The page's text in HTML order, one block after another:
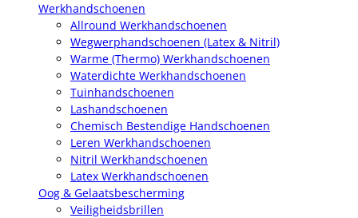
Werkhandschoenen
Allround Werkhandschoenen
Wegwerphandschoenen (Latex & Nitril)
Warme (Thermo) Werkhandschoenen
Waterdichte Werkhandschoenen
Tuinhandschoenen
Lashandschoenen
Chemisch Bestendige Handschoenen
Leren Werkhandschoenen
Nitril Werkhandschoenen
Latex Werkhandschoenen
Oog & Gelaatsbescherming
Veiligheidsbrillen